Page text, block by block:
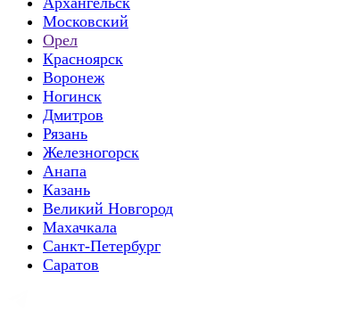
Московский
Орел
Красноярск
Воронеж
Ногинск
Дмитров
Рязань
Железногорск
Анапа
Казань
Великий Новгород
Махачкала
Санкт-Петербург
Саратов